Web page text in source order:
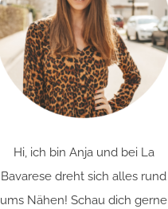
Hi, ich bin Anja und bei La
Bavarese dreht sich alles rund
ums Nähen! Schau dich gerne